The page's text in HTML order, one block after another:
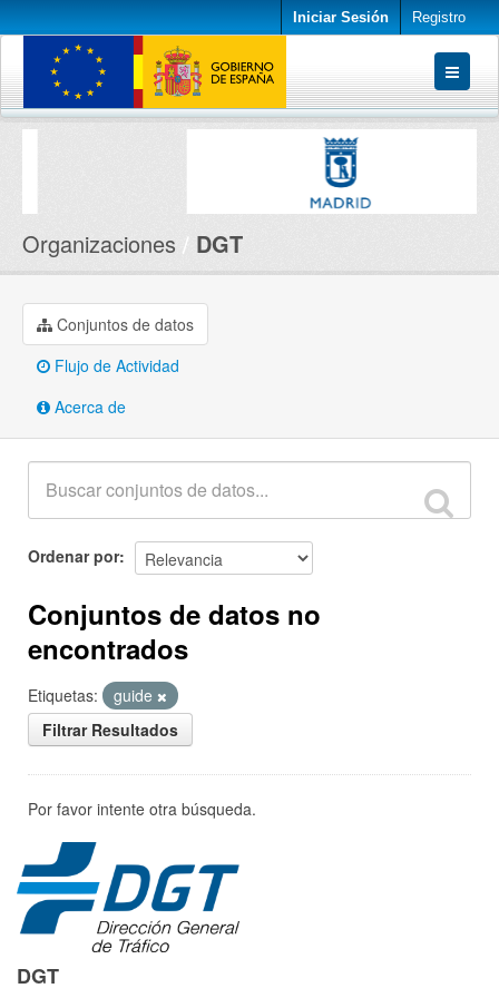
Iniciar Sesión Registro
Conjuntos de datos
Organizaciones DGT
Conjuntos de datos
Flujo de Actividad
Acerca de
Ordenar por
Conjuntos de datos no
encontrados
Etiquetas:
guide
Filtrar Resultados
Por favor intente otra búsqueda.
DGT